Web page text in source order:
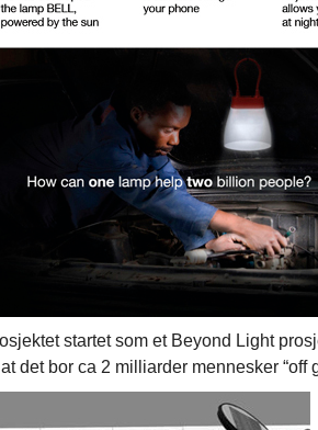
startet som et Beyond Light
det bor ca 2 milliarder mennesker